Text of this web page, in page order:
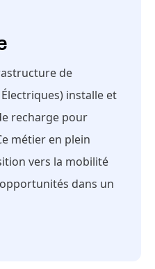
de
installe et
recharge pour
métier en plein
vers la mobilité
dans un